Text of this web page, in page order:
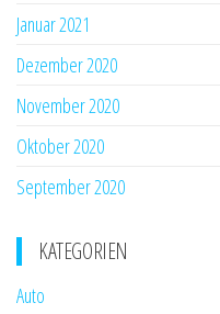
Januar 2021
Dezember 2020
November 2020
Oktober 2020
September 2020
KATEGORIEN
Auto